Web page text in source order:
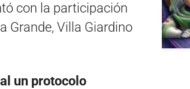
con la participación
Grande, Villa Giardino
un protocolo